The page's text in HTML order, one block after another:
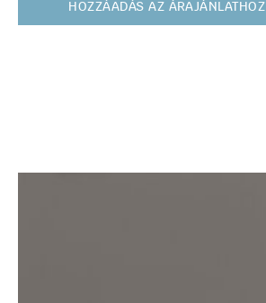
HOZZÁADÁS AZ ÁRAJÁNLATHOZ